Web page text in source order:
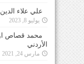
علي علاء الدين
يوليو 8, 2023
محمد قصاص
الأردني
مارس 24, 2021